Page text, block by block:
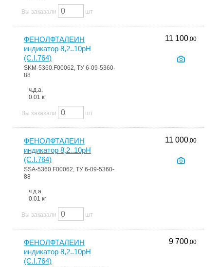
Вы заказали шт
ФЕНОЛФТАЛЕИН
индикатор 8,2..10pH
(C.I.764)
SKM-5360.F00062, ТУ 6-09-5360-
88
ч.д.а.
0.01 кг
11 100,00
Вы заказали шт
ФЕНОЛФТАЛЕИН
индикатор 8,2..10pH
(C.I.764)
SSA-5360.F00062, ТУ 6-09-5360-
88
ч.д.а.
0.01 кг
11 000,00
Вы заказали шт
ФЕНОЛФТАЛЕИН
индикатор 8,2..10pH
(C.I.764)
9 700,00